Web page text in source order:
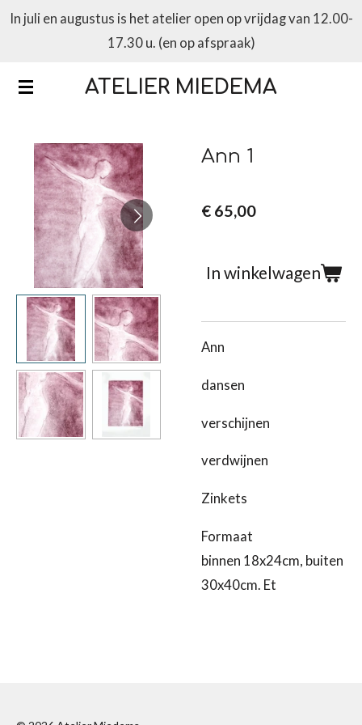
Ga
de
ATELIER MIEDEMA
In juli en augustus is het atelier open op vrijdag van 12.00-
17.30 u. (en op afspraak)
Ann 1
€ 65,00
In winkelwagen
Ann
dansen
verschijnen
verdwijnen
Zinkets
Formaat
binnen 18x24cm, buiten
30x40cm. Et